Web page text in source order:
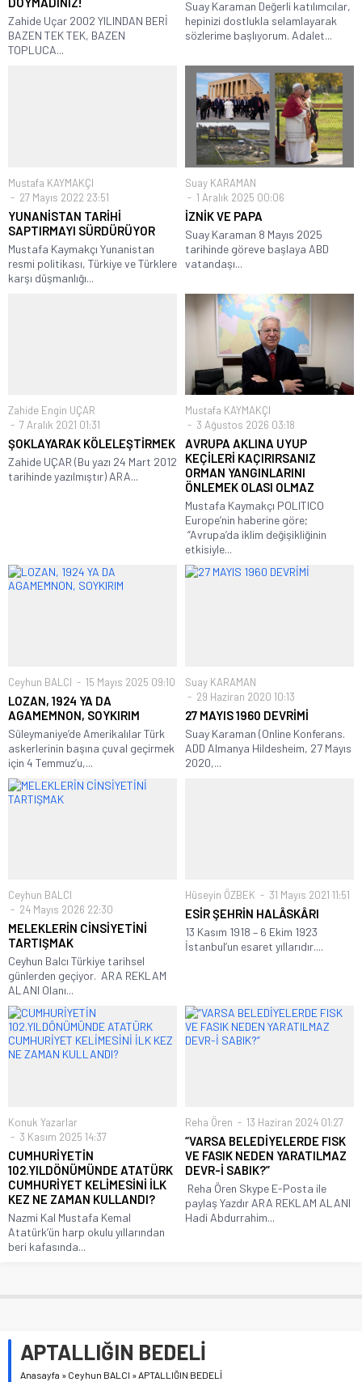
Zahide Uçar 2002 YILINDAN BERİ
BAZEN TEK TEK, BAZEN
TOPLUCA...
Suay Karaman Değerli katılımcılar,
hepinizi dostlukla selamlayarak
sözlerime başlıyorum. Adalet...
Mustafa KAYMAKÇI
27 Mayıs 2022 23:51
YUNANİSTAN TARİHİ
SAPTIRMAYI SÜRDÜRÜYOR
Mustafa Kaymakçı Yunanistan
resmi politikası, Türkiye ve Türklere
karşı düşmanlığı...
Suay KARAMAN
1 Aralık 2025 00:06
İZNİK VE PAPA
Suay Karaman 8 Mayıs 2025
tarihinde göreve başlaya ABD
vatandaşı...
Zahide Engin UÇAR
7 Aralık 2021 01:31
ŞOKLAYARAK KÖLELEŞTİRMEK
Zahide UÇAR (Bu yazı 24 Mart 2012
tarihinde yazılmıştır) ARA...
Mustafa KAYMAKÇI
3 Ağustos 2026 03:18
AVRUPA AKLINA UYUP
KEÇİLERİ KAÇIRIRSANIZ
ORMAN YANGINLARINI
ÖNLEMEK OLASI OLMAZ
Mustafa Kaymakçı POLITICO
Europe’nin haberine göre;
“Avrupa’da iklim değişikliğinin
etkisiyle...
Ceyhun BALCI 15 Mayıs 2025 09:10
LOZAN, 1924 YA DA
AGAMEMNON, SOYKIRIM
Süleymaniye’de Amerikalılar Türk
askerlerinin başına çuval geçirmek
için 4 Temmuz’u,...
Suay KARAMAN
29 Haziran 2020 10:13
27 MAYIS 1960 DEVRİMİ
Suay Karaman (Online Konferans.
ADD Almanya Hildesheim, 27 Mayıs
2020,...
Ceyhun BALCI
24 Mayıs 2026 22:30
MELEKLERİN CİNSİYETİNİ
TARTIŞMAK
Ceyhun Balcı Türkiye tarihsel
günlerden geçiyor. ARA REKLAM
ALANI Olanı...
Hüseyin ÖZBEK 31 Mayıs 2021 11:51
ESİR ŞEHRİN HALÂSKÂRI
13 Kasım 1918 – 6 Ekim 1923
İstanbul’un esaret yıllarıdır....
Konuk Yazarlar
3 Kasım 2025 14:37
CUMHURİYETİN
102.YILDÖNÜMÜNDE ATATÜRK
CUMHURİYET KELİMESİNİ İLK
KEZ NE ZAMAN KULLANDI?
Nazmi Kal Mustafa Kemal
Atatürk’ün harp okulu yıllarından
beri kafasında...
Reha Ören 13 Haziran 2024 01:27
“VARSA BELEDİYELERDE FISK
VE FASIK NEDEN YARATILMAZ
DEVR-İ SABIK?”
Reha Ören Skype E-Posta ile
paylaş Yazdır ARA REKLAM ALANI
Hadi Abdurrahim...
APTALLIĞIN BEDELİ
Anasayfa » Ceyhun BALCI »APTALLIĞIN BEDELİ